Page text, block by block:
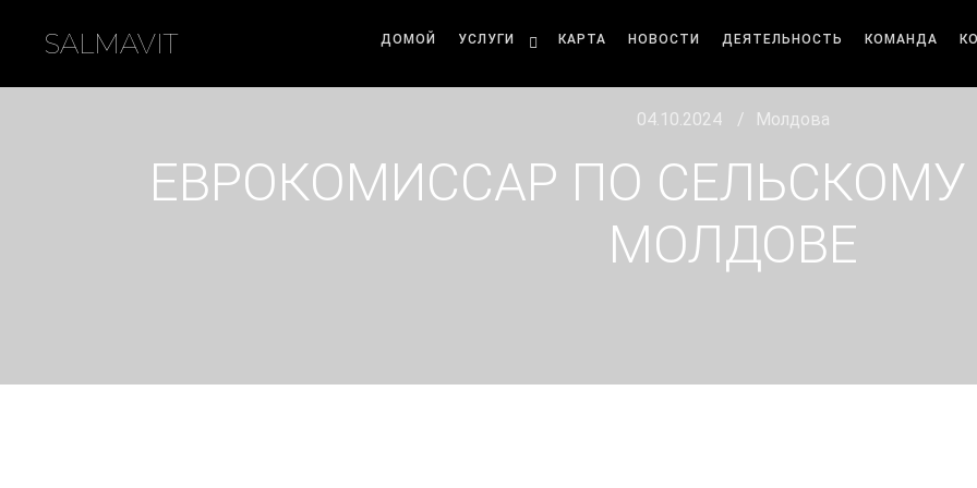
SALMAVIT ДОМОЙ УСЛУГИ КАРТА НОВОСТИ ДЕЯТЕЛЬНОСТЬ КОМАНДА
04.10.2024 Молдова
ЕВРОКОМИССАР ПО СЕЛЬСКОМУ
МОЛДОВЕ